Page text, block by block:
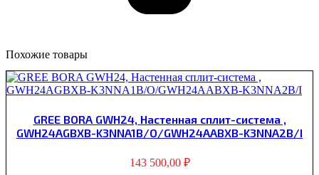
Похожие товары
GREE BORA GWH24, Настенная сплит-система ,
GWH24AGBXB-K3NNA1B/O/GWH24AABXB-K3NNA2B/I
143 500,00 ₽